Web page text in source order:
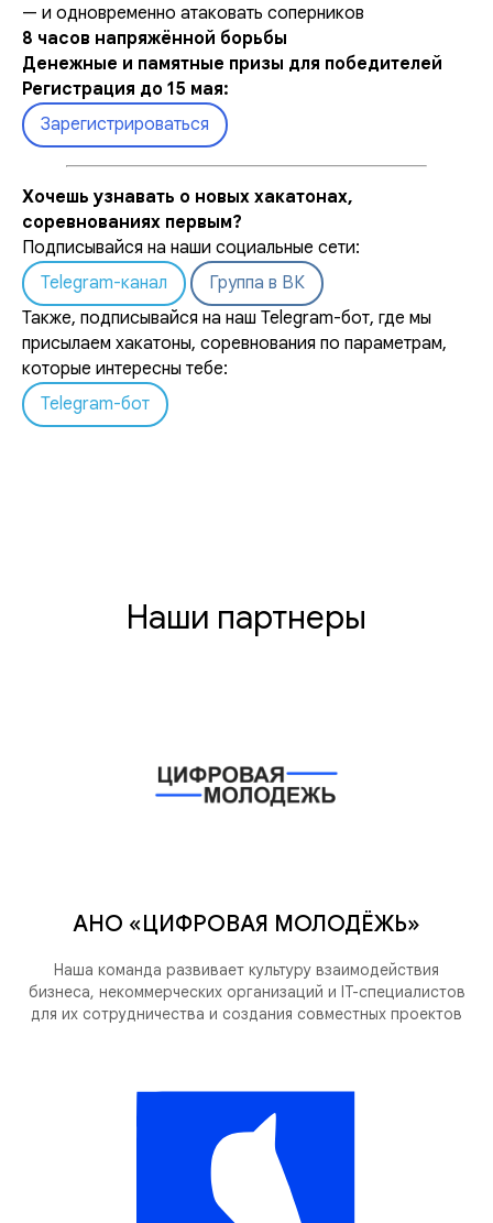
— и одновременно атаковать соперников
8 часов напряжённой борьбы
Денежные и памятные призы для победителей
Регистрация до 15 мая:
Зарегистрироваться
Хочешь узнавать о новых хакатонах,
соревнованиях первым?
Подписывайся на наши социальные сети:
Telegram-канал
Группа в ВК
Также, подписывайся на наш Telegram-бот, где мы
присылаем хакатоны, соревнования по параметрам,
которые интересны тебе:
Telegram-бот
Наши партнеры
АНО «ЦИФРОВАЯ МОЛОДЁЖЬ»
Наша команда развивает культуру взаимодействия
бизнеса, некоммерческих организаций и IT-специалистов
для их сотрудничества и создания совместных проектов